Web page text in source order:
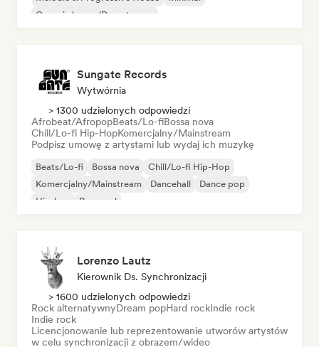
Organic house/Downtempo
Sungate Records
Wytwórnia
> 1300 udzielonych odpowiedzi
Afrobeat/AfropopBeats/Lo-fiBossa nova
Chill/Lo-fi Hip-HopKomercjalny/Mainstream
Podpisz umowę z artystami lub wydaj ich muzykę
Beats/Lo-fi Bossa nova
Chill/Lo-fi Hip-Hop
Komercjalny/Mainstream
Dancehall
Dance pop
Hip-hop
Pop-soul
Lorenzo Lautz
Kierownik Ds. Synchronizacji
> 1600 udzielonych odpowiedzi
Rock alternatywnyDream popHard rockIndie rock
Indie rock
Licencjonowanie lub reprezentowanie utworów artystów
w celu synchronizacji z obrazem/wideo